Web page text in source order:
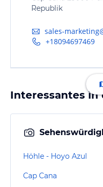
Republik
sales-
+18094697469
Interessantes in
Höhle - Hoyo Azul
Cap Cana